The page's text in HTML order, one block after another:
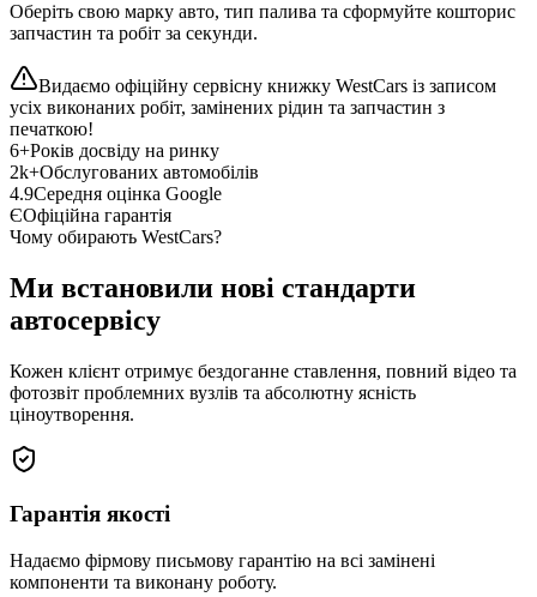
Оберіть свою марку авто, тип палива та сформуйте кошторис
запчастин та робіт за секунди.
Видаємо офіційну сервісну книжку WestCars із записом
усіх виконаних робіт, замінених рідин та запчастин з
печаткою!
6+Років досвіду на ринку
2k+Обслугованих автомобілів
4.9Середня оцінка Google
ЄОфіційна гарантія
Чому обирають WestCars?
Ми встановили нові стандарти
автосервісу
Кожен клієнт отримує бездоганне ставлення, повний відео та
фотозвіт проблемних вузлів та абсолютну ясність
ціноутворення.
Гарантія якості
Надаємо фірмову письмову гарантію на всі замінені
компоненти та виконану роботу.